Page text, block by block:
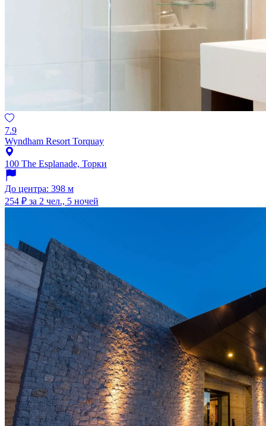
7.9
Wyndham Resort Torquay
100 The Esplanade, Торки
До центра: 398 м
254 ₽ за 2 чел., 5 ночей